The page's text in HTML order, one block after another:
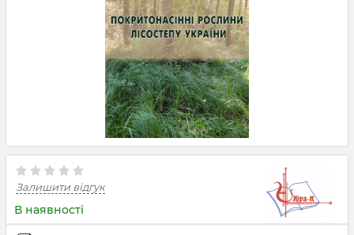
Залишити відгук
В наявності